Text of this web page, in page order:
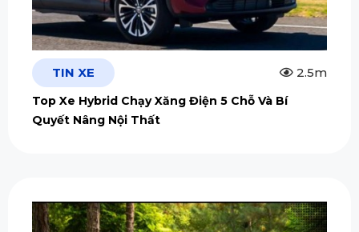
TIN XE 2.5m
Top Xe Hybrid Chạy Xăng Điện 5 Chỗ Và Bí
Quyết Nâng Nội Thất